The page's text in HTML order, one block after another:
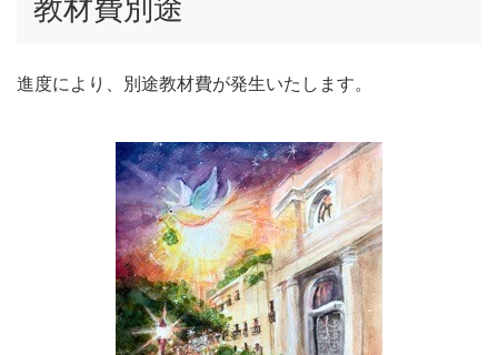
教材費別途
進度により、別途教材費が発生いたします。